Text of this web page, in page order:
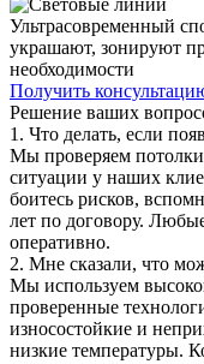
Ультрасовременный
украшают, зонируют
необходимости
Получить
Решение ваших
1. Что делать, если
Мы проверяем потолки
ситуации у наших
боитесь рисков,
лет по договору.
оперативно.
2. Мне сказали, что
Мы используем
проверенные
износостойкие и
низкие температуры.